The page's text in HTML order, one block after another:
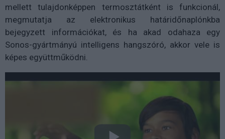
mellett tulajdonképpen termosztátként is funkcionál,
megmutatja az elektronikus határidőnaplónkba
bejegyzett információkat, és ha akad odahaza egy
Sonos-gyártmányú intelligens hangszóró, akkor vele is
képes együttműködni.